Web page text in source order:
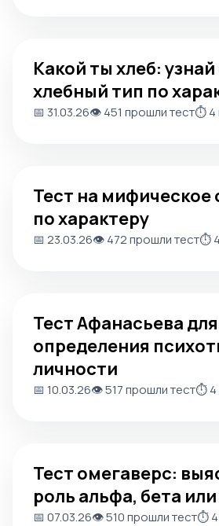
Какой ты хлеб:
хлебный тип по
📅 31.03.26👁️ 451 прошли тест⏱️ 4
Тест на мифическое
по характеру
📅 23.03.26👁️ 472 прошли тест⏱️
Тест Афанасьева для
определения
личности
📅 10.03.26👁️ 517 прошли тест⏱️ 4
Тест омегаверс:
роль альфа, бета
📅 07.03.26👁️ 510 прошли тест⏱️ 4